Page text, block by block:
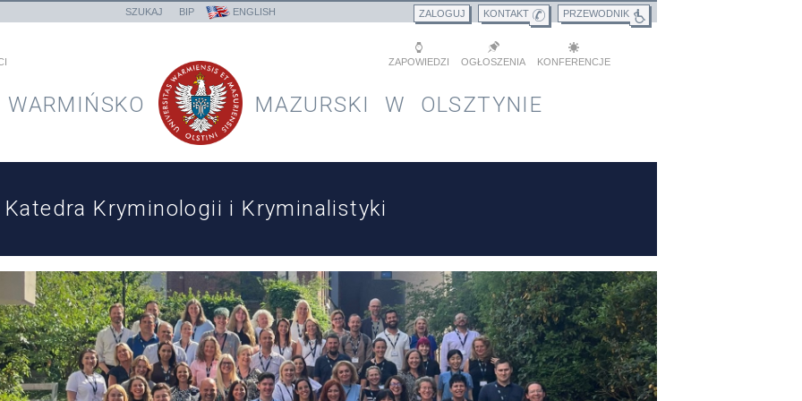
SZUKAJ BIP ENGLISH PRZEWODNIK
KONTAKT
ZALOGUJ
KONFERENCJE
OGŁOSZENIA
ZAPOWIEDZI
WARMIŃSKO MAZURSKI W OLSZTYNIE
Katedra Kryminologii i Kryminalistyki